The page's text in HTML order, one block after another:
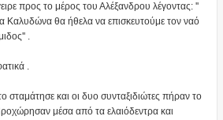
προς το μέρος του Αλέξανδρου λέγοντας: ''
Καλυδώνα θα ήθελα να επισκευτούμε τον ναό
.
.
σταμάτησε και οι δυο συνταξιδιώτες πήραν το
μέσα από τα ελαιόδεντρα και